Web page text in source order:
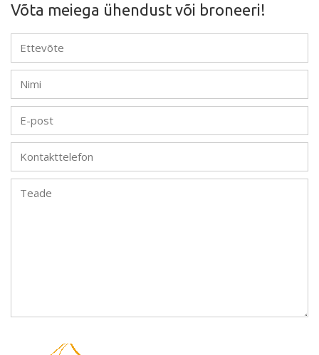
Võta meiega ühendust või broneeri!